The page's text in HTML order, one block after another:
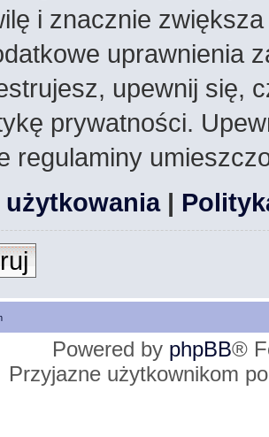
i znacznie
uprawnienia
upewnij się,
prywatności.
regulaminy
użytkowania|
Powered by phpBB®
Przyjazne użytkownikom